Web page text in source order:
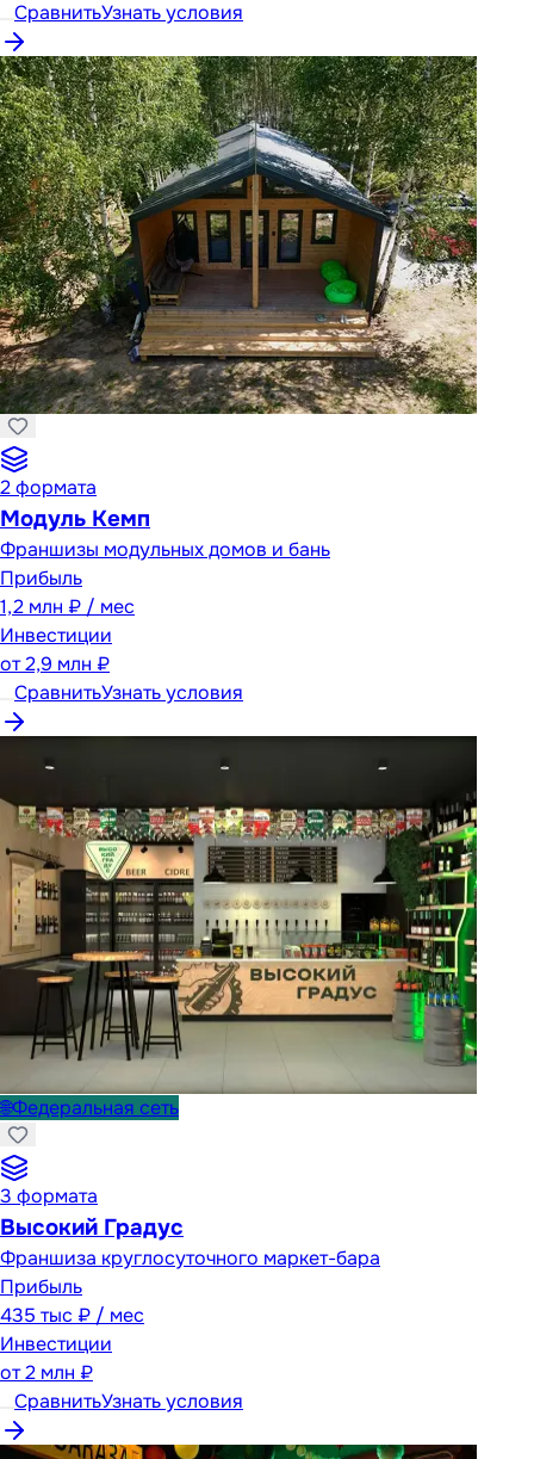
СравнитьУзнать условия
2формата
Модуль Кемп
Франшизы модульных домов и бань
Прибыль
1,2 млн ₽ / мес
Инвестиции
от2,9 млн ₽
СравнитьУзнать условия
🌐Федеральная сеть
3 формата
Высокий Градус
Франшиза круглосуточного маркет-бара
Прибыль
435 тыс ₽ / мес
Инвестиции
от2 млн ₽
СравнитьУзнать условия